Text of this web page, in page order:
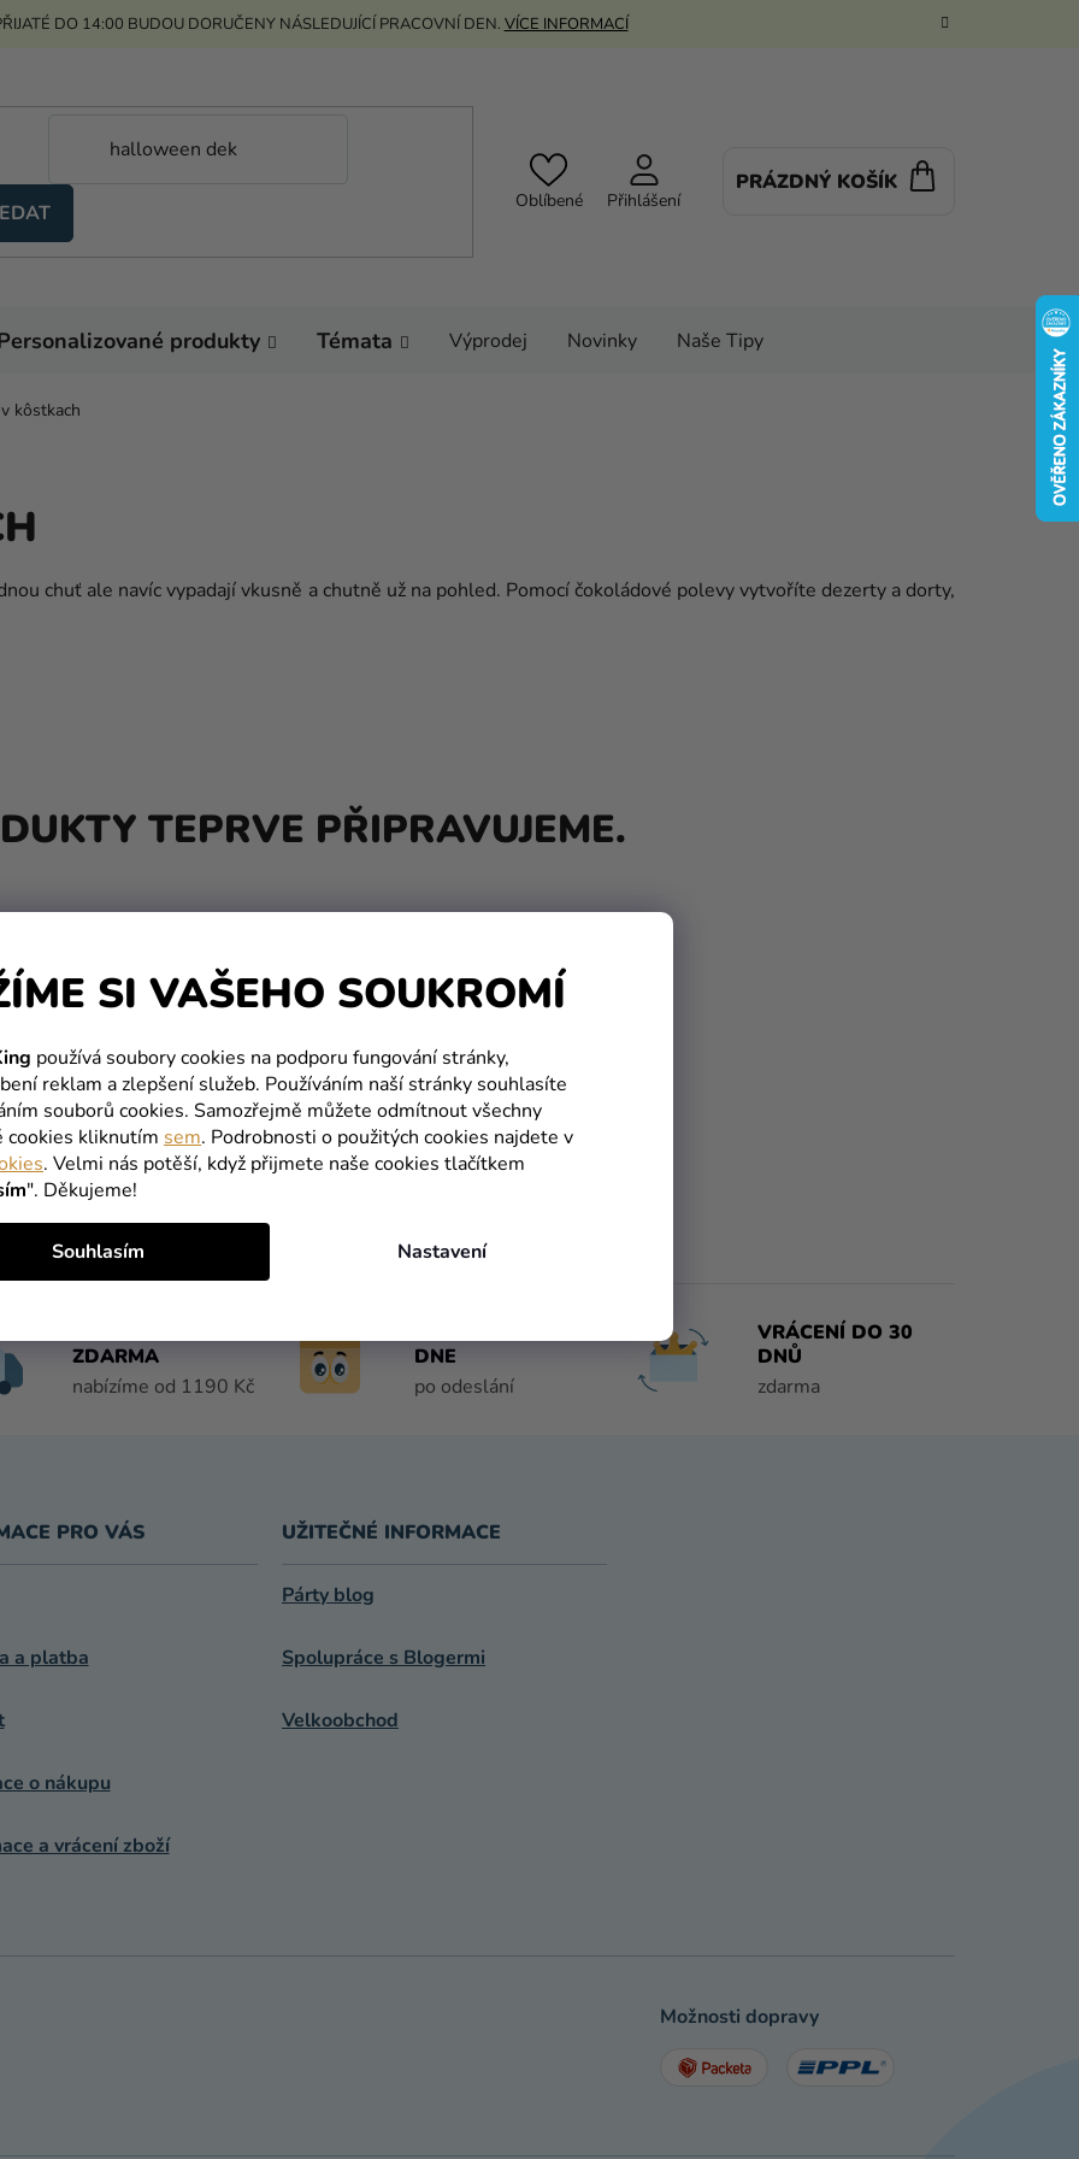
SI VAŠEHO SOUKROMÍ
používá soubory cookies na podporu fungování stránky,
reklam a zlepšení služeb. Používáním naší stránky souhlasíte
souborů cookies. Samozřejmě můžete odmítnout všechny
kliknutím sem. Podrobnosti o použitých cookies najdete v
. Velmi nás potěší, když přijmete naše cookies tlačítkem
". Děkujeme!
Nastavení
Souhlasím
DO 14:00 BUDOU DORUČENY NÁSLEDUJÍCÍ PRACOVNÍ DEN. VÍCE INFORMACÍ
Oblíbené Přihlášení
PRÁZDNÝ KOŠÍK
produkty Témata Výprodej Novinky Naše Tipy
kôstkach
chuť ale navíc vypadají vkusně a chutně už na pohled. Pomocí čokoládové polevy vytvoříte dezerty a dorty,
TEPRVE PŘIPRAVUJEME.
Můžete se ale podívat na ostatní kategorie.
ZPĚT DO OBCHODU
ZDARMA
nabízíme od 1190 Kč
DNE
po odeslání
VRÁCENÍ DO 30
DNŮ
zdarma
PRO VÁS
a platba
o nákupu
a vrácení zboží
UŽITEČNÉ INFORMACE
Párty blog
Spolupráce s Blogermi
Velkoobchod
Možnosti dopravy